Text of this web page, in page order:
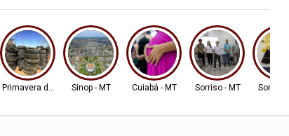
Primavera do LesteSinop - MT Cuiabá - MT Sorriso - MT Sorriso